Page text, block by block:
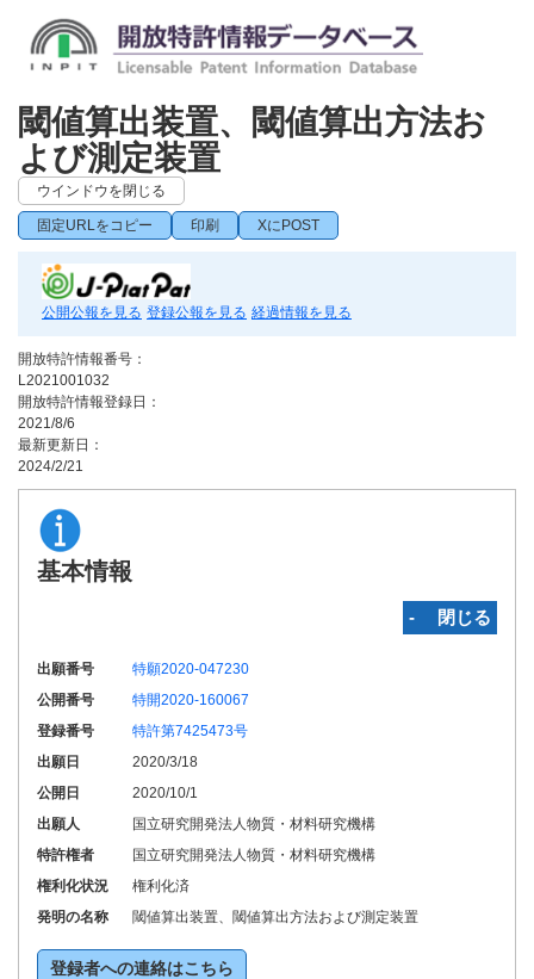
閾値算出装置、閾値算出方法お
よび測定装置
ウインドウを閉じる
固定URLをコピー 印刷 XにPOST
公開公報を見る 登録公報を見る 経過情報を見る
開放特許情報番号：
L2021001032
開放特許情報登録日：
2021/8/6
最新更新日：
2024/2/21
基本情報
‐ 閉じる
出願番号
特願2020-047230
公開番号
特開2020-160067
登録番号
特許第7425473号
出願日
2020/3/18
公開日
2020/10/1
出願人
国立研究開発法人物質・材料研究機構
特許権者
国立研究開発法人物質・材料研究機構
権利化状況
権利化済
発明の名称
閾値算出装置、閾値算出方法および測定装置
登録者への連絡はこちら